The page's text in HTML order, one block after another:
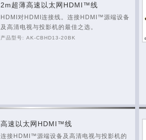
2m超薄高速以太网HDMI™线
HDMI对HDMI连接线。连接HDMI™源端设备
及高清电视与投影机的最佳之选。
产品型号: AK-CBHD13-20BK
高速以太网HDMI™线
连接HDMI™源端设备及高清电视与投影机的